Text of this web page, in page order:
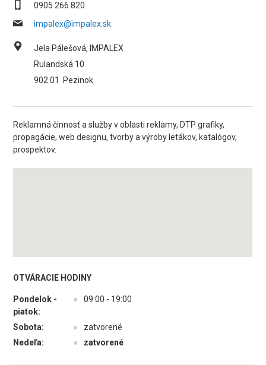
0905 266 820
impalex@impalex.sk
Jela Pálešová, IMPALEX
Rulandská 10
902 01
Pezinok
Reklamná činnosť a služby v oblasti reklamy, DTP grafiky,
propagácie, web designu, tvorby a výroby letákov, katalógov,
prospektov.
OTVÁRACIE HODINY
Pondelok -
piatok:
● 09:00 - 19:00
Sobota: ●
zatvorené
Nedeľa:
● zatvorené